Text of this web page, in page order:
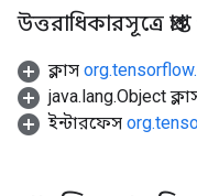
উত্তরাধিকারসূত্রে
ক্লাস
java.lang.Object
ইন্টারফেস